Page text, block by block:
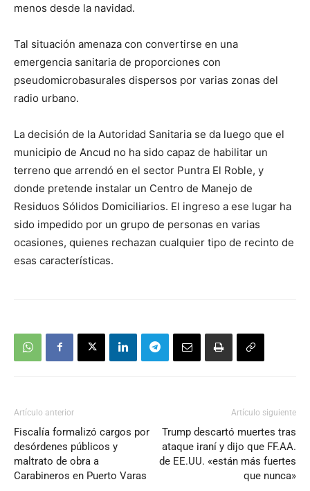
menos desde la navidad.
Tal situación amenaza con convertirse en una
emergencia sanitaria de proporciones con
pseudomicrobasurales dispersos por varias zonas del
radio urbano.
La decisión de la Autoridad Sanitaria se da luego que el
municipio de Ancud no ha sido capaz de habilitar un
terreno que arrendó en el sector Puntra El Roble, y
donde pretende instalar un Centro de Manejo de
Residuos Sólidos Domiciliarios. El ingreso a ese lugar ha
sido impedido por un grupo de personas en varias
ocasiones, quienes rechazan cualquier tipo de recinto de
esas características.
Artículo anterior
Fiscalía formalizó cargos por
desórdenes públicos y
maltrato de obra a
Carabineros en Puerto Varas
Artículo siguiente
Trump descartó muertes tras
ataque iraní y dijo que FF.AA.
de EE.UU. «están más fuertes
que nunca»